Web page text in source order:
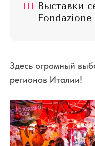
III Выставки
Здесь огромный
регионов Италии!